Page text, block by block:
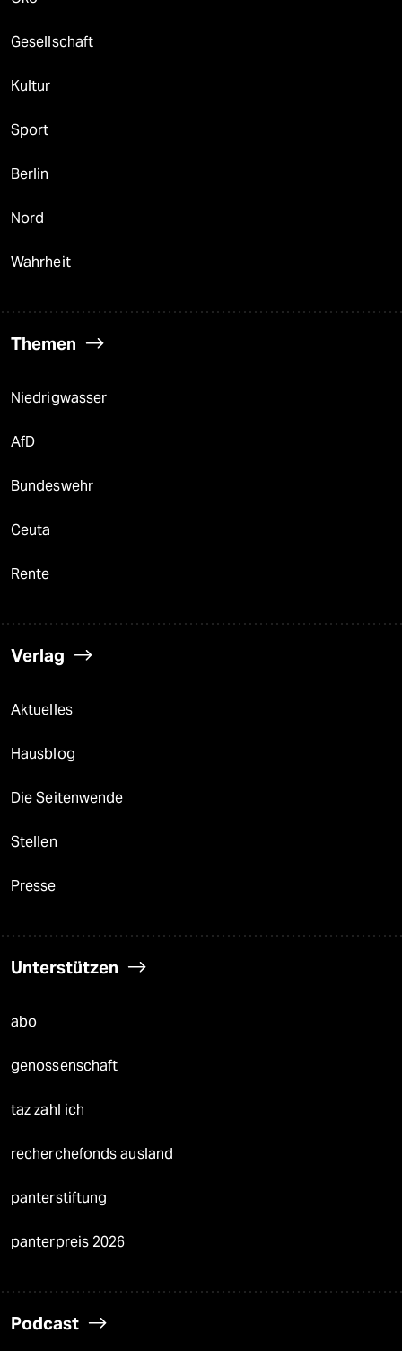
Gesellschaft
Kultur
Sport
Berlin
Nord
Wahrheit
Themen
Niedrigwasser
AfD
Bundeswehr
Ceuta
Rente
Verlag
Aktuelles
Hausblog
Die Seitenwende
Stellen
Presse
Unterstützen
abo
genossenschaft
taz zahl ich
recherchefonds ausland
panterstiftung
panterpreis 2026
Podcast